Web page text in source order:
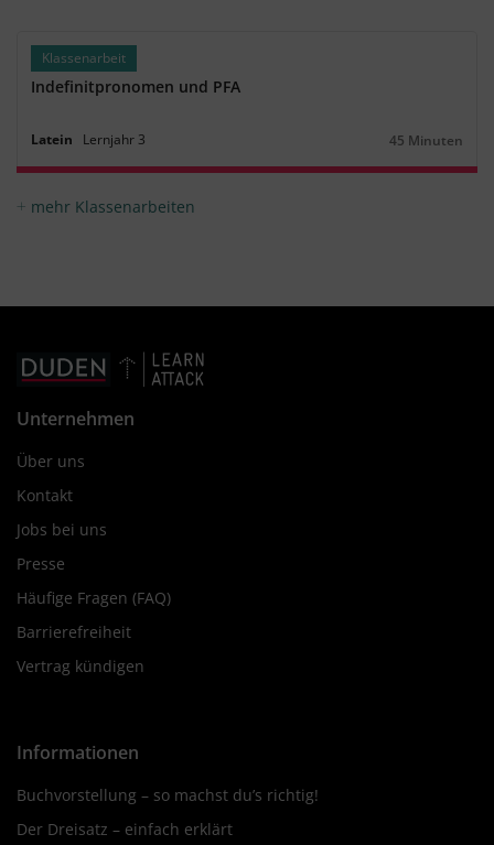
Klassenarbeit
Indefinitpronomen und PFA
Latein Lernjahr 3
Dauer:
45 Minuten
mehr Klassenarbeiten
Unternehmen
Über uns
Kontakt
Jobs bei uns
Presse
Häufige Fragen (FAQ)
Barrierefreiheit
Vertrag kündigen
Informationen
Buchvorstellung – so machst du’s richtig!
Der Dreisatz – einfach erklärt